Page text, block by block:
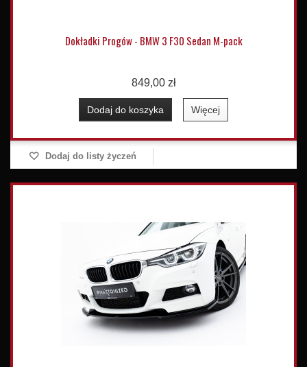
Dokładki Progów - BMW 3 F30 Sedan M-pack
849,00 zł
Dodaj do koszyka Więcej
Dodaj do listy życzeń